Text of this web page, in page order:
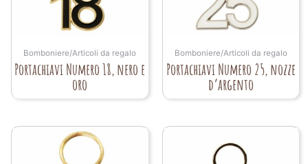
Bomboniere/Articoli da regalo
Portachiavi Numero 18, nero e
oro
Bomboniere/Articoli da regalo
Portachiavi Numero 25, nozze
d’argento